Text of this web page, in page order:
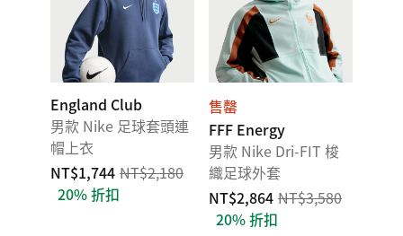
England Club
男款 Nike 足球套頭連
帽上衣
NT$1,744 NT$2,180
20% 折扣
售罄
FFF Energy
男款 Nike Dri-FIT 梭
織足球外套
NT$2,864 NT$3,580
20% 折扣